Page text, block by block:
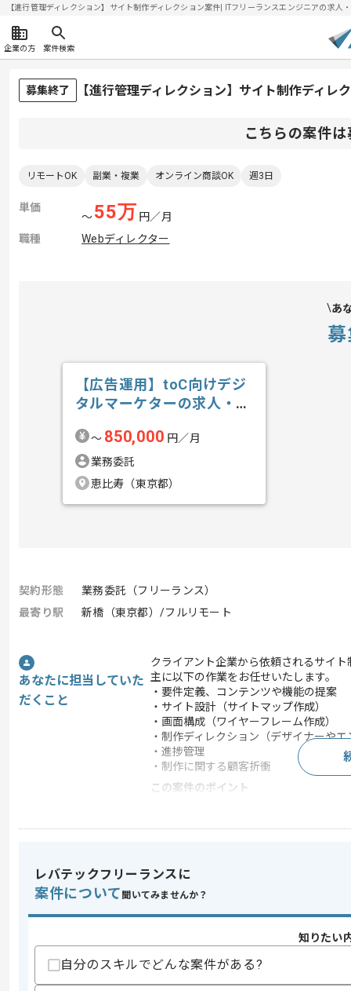
【進行管理ディレクション】サイト制作ディレクション案件| ITフリーランスエンジニアの求
企業の方 案件検索
募集終了 【進行管理ディレクション】サイト制作ディレ
こちらの案件
リモートOK 副業・複業 オンライン商談OK 週3日
単価
〜55万 円／月
職種
Webディレクター
あ
【広告運用】toC向けデジ
タルマーケターの求人・案
〜 850,000 円／月
業務委託
恵比寿（東京都）
契約形態
業務委託（フリーランス）
最寄り駅
新橋（東京都）/フルリモート
あなたに担当していた
だくこと
クライアント企業から依頼されるサイ
主に以下の作業をお任せいたします。
・要件定義、コンテンツや機能の提案
・サイト設計（サイトマップ作成）
・画面構成（ワイヤーフレーム作成）
・制作ディレクション（デザイナーや
・進捗管理
・制作に関する顧客折衝
この案件のポイント
特徴
スキル
・制作進行管理ディレクションの経験3
・サイトマップ作成経験
レバテックフリーランスに
案件について 聞いてみませんか？
知りたい
自分のスキルでどんな案件がある?